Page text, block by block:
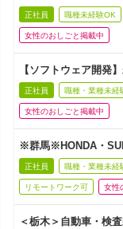
正社員 職種未経験OK
女性のおしごと掲載中
【ソフトウェア開発
正社員 職種・業種未経
女性のおしごと掲載中
※群馬※HONDA・
正社員 職種・業種未経
リモートワーク可 女性
＜栃木＞自動車・検